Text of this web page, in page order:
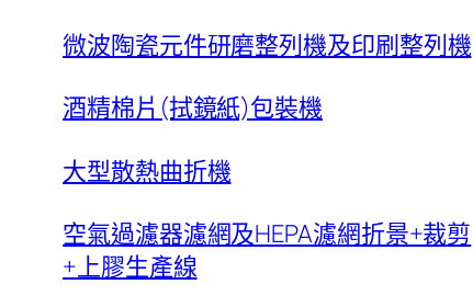
微波陶瓷元件研磨整列機及印刷整列機
酒精棉片(拭鏡紙)包裝機
大型散熱曲折機
空氣過濾器濾網及HEPA濾網折景+裁剪
+上膠生產線